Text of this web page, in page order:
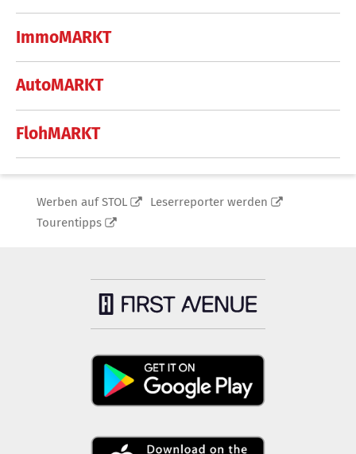
ImmoMARKT
AutoMARKT
FlohMARKT
Werben auf STOL
Leserreporter werden
Tourentipps